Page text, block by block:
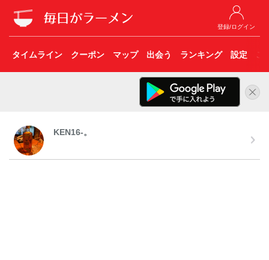
登録/ログイン
タイムライン クーポン マップ 出会う ランキング 設定 こ
KEN16-。